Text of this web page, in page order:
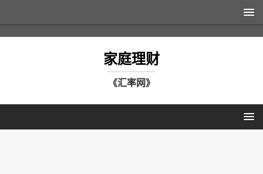
家庭理财
《汇率网》